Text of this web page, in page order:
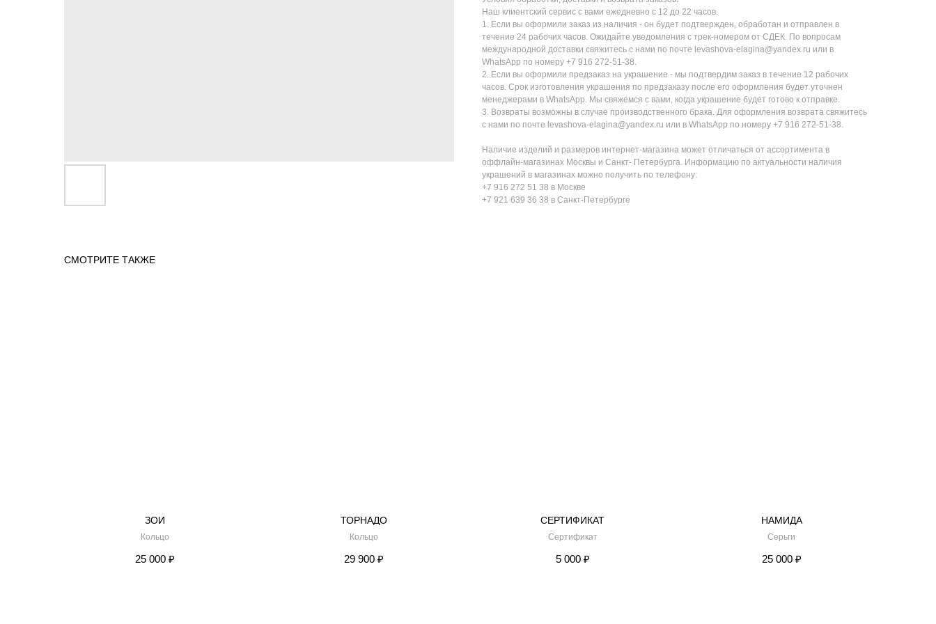
Наш клиентский сервис с вами ежедневно с 12 до 22 часов.
1. Если вы оформили заказ из наличия - он будет подтвержден, обработан и отправлен в
течение 24 рабочих часов. Ожидайте уведомления с трек-номером от СДЕК. По вопросам
международной доставки свяжитесь с нами по почте levashova-elagina@yandex.ru или в
WhatsApp по номеру +7 916 272-51-38.
2. Если вы оформили предзаказ на украшение - мы подтвердим заказ в течение 12 рабочих
часов. Срок изготовления украшения по предзаказу после его оформления будет уточнен
менеджерами в WhatsApp. Мы свяжемся с вами, когда украшение будет готово к отправке.
3. Возвраты возможны в случае производственного брака. Для оформления возврата свяжитесь
с нами по почте levashova-elagina@yandex.ru или в WhatsApp по номеру +7 916 272-51-38.
Наличие изделий и размеров интернет-магазина может отличаться от ассортимента в
оффлайн-магазинах Москвы и Санкт- Петербурга. Информацию по актуальности наличия
украшений в магазинах можно получить по телефону:
+7 916 272 51 38 в Москве
+7 921 639 36 38 в Санкт-Петербурге
СМОТРИТЕ ТАКЖЕ
ЗОИ
Кольцо
25 000 ₽
ТОРНАДО
Кольцо
29 900 ₽
СЕРТИФИКАТ
Сертификат
5 000 ₽
НАМИДА
Серьги
25 000 ₽